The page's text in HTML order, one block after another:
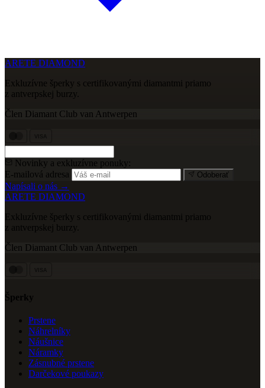
ARETE DIAMOND
Exkluzívne šperky s certifikovanými diamantmi priamo
z antverpskej burzy.
Člen Diamant Club van Antwerpen
Novinky a exkluzívne ponuky:
E-mailová adresa
Odoberať
Napísali o nás →
ARETE DIAMOND
Exkluzívne šperky s certifikovanými diamantmi priamo
z antverpskej burzy.
Člen Diamant Club van Antwerpen
Šperky
Prstene
Náhrelníky
Náušnice
Náramky
Zásnubné prstene
Darčekové poukazy